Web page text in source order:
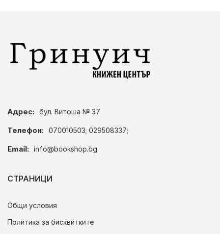
Адрес: бул. Витоша № 37
Телефон: 070010503; 029508337;
Email: info@bookshop.bg
СТРАНИЦИ
Общи условия
Политика за бисквитките